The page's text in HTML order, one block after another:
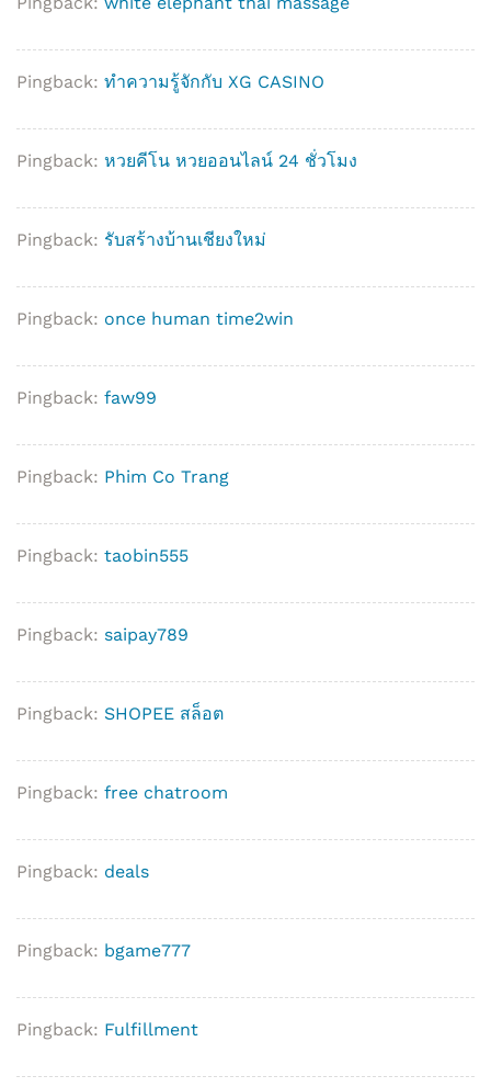
Pingback: ทำความรู้จักกับ XG CASINO
Pingback: หวยคีโน หวยออนไลน์ 24 ชั่วโมง
Pingback: รับสร้างบ้านเชียงใหม่
Pingback: once human time2win
Pingback: faw99
Pingback: Phim Co Trang
Pingback: taobin555
Pingback: saipay789
Pingback: SHOPEE สล็อต
Pingback: free chatroom
Pingback: deals
Pingback: bgame777
Pingback: Fulfillment